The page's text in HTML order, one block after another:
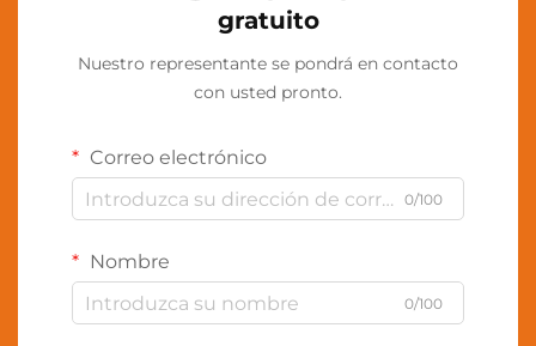
gratuito
Nuestro representante se pondrá en contacto
con usted pronto.
Correo electrónico
0/100
Nombre
0/100